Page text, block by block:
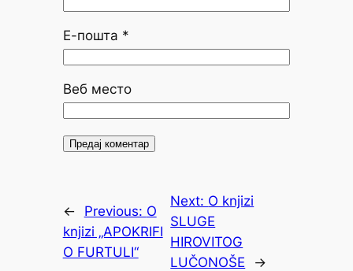
Е-пошта *
Веб место
← Previous: O
knjizi „APOKRIFI
O FURTULI“
Next: O knjizi
SLUGE
HIROVITOG
LUČONOŠE
→